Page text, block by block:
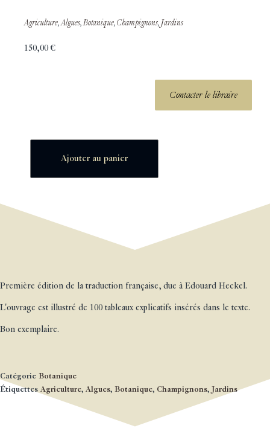
Agriculture,Algues,Botanique, Champignons, Jardins
150,00€
Contacter le libraire
Ajouter au panier
Première édition de la traduction française, due à Edouard Heckel.
L'ouvrage est illustré de 100 tableaux explicatifs insérés dans le texte.
Bon exemplaire.
Catégorie Botanique
Étiquettes Agriculture, Algues, Botanique, Champignons, Jardins